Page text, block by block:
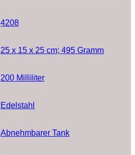
‎4208
‎25 x 15 x 25 cm; 495 Gramm
‎200 Milliliter
‎Edelstahl
‎Abnehmbarer Tank